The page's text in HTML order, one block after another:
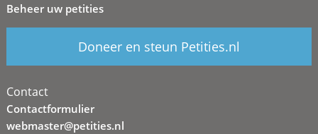
Beheer uw petities
Doneer en steun Petities.nl
Contact
Contactformulier
webmaster@petities.nl